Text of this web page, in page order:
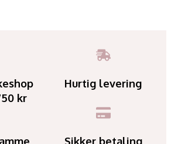
kr
Hurtig levering
Sikker betaling